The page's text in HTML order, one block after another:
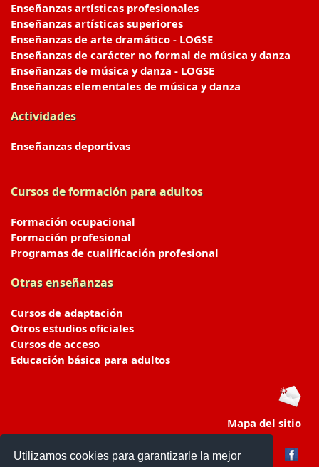
Utilizamos cookies para garantizarle la mejor
Enseñanzas artísticas profesionales
Enseñanzas artísticas superiores
Enseñanzas de arte dramático - LOGSE
Enseñanzas de carácter no formal de música y danza
Enseñanzas de música y danza - LOGSE
Enseñanzas elementales de música y danza
Actividades
Enseñanzas deportivas
Cursos de formación para adultos
Formación ocupacional
Formación profesional
Programas de cualificación profesional
Otras enseñanzas
Cursos de adaptación
Otros estudios oficiales
Cursos de acceso
Educación básica para adultos
Mapa del sitio